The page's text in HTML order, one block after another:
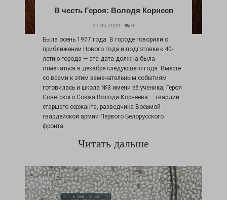
В честь Героя: Володя Корнеев
17.05.2020 - 0
Была осень 1977 года. В городе говорили о
приближении Нового года и подготовке к 40-
летию города — эта дата должна была
отмечаться в декабре следующего года. Вместе
со всеми к этим замечательным событиям
готовилась и школа №3 имени её ученика, Героя
Советского Союза Володи Корнеева — гвардии
старшего сержанта, разведчика Восьмой
гвардейской армии Первого Белорусского
фронта.
Читать дальше